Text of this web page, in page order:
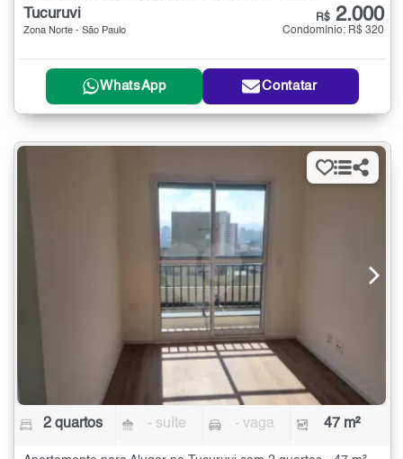
Tucuruvi
Zona Norte - São Paulo
R$ 2.000
Condomínio: R$ 320
WhatsApp Contatar
2 quartos - suíte - vaga 47 m²